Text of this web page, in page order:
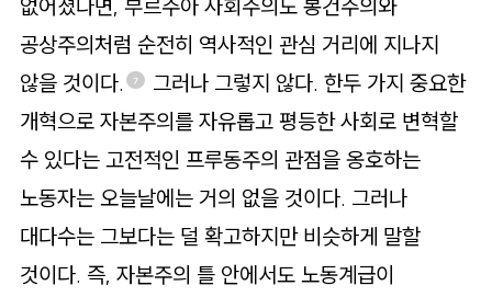
없어졌다면, 부르주아 사회주의도 봉건주의와
공상주의처럼 순전히 역사적인 관심 거리에 지나지
않을 것이다.
7
그러나 그렇지 않다. 한두 가지 중요한
개혁으로 자본주의를 자유롭고 평등한 사회로 변혁할
수 있다는 고전적인 프루동주의 관점을 옹호하는
노동자는 오늘날에는 거의 없을 것이다. 그러나
대다수는 그보다는 덜 확고하지만 비슷하게 말할
것이다. 즉, 자본주의 틀 안에서도 노동계급이